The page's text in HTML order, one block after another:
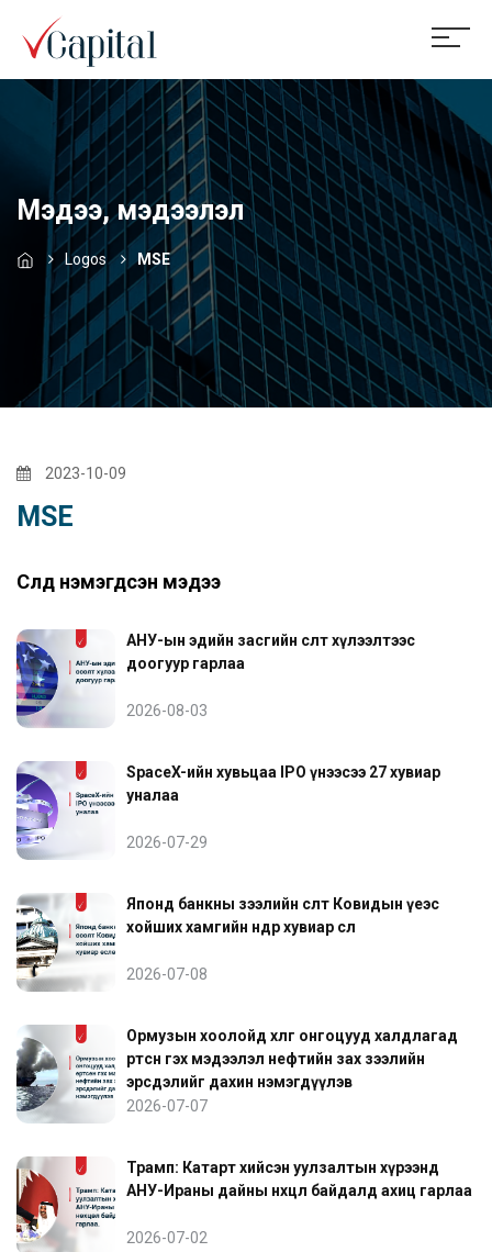
Мэдээ, мэдээлэл
Logos MSE
2023-10-09
MSE
Сүүлд нэмэгдсэн мэдээ
АНУ-ын эдийн засгийн өсөлт хүлээлтээс
доогуур гарлаа
2026-08-03
SpaceX-ийн хувьцаа IPO үнээсээ 27 хувиар
уналаа
2026-07-29
Японд банкны зээлийн өсөлт Ковидын үеэс
хойших хамгийн өндөр хувиар өслөө
2026-07-08
Ормузын хоолойд хөлөг онгоцууд халдлагад
өртсөн гэх мэдээлэл нефтийн зах зээлийн
эрсдэлийг дахин нэмэгдүүлэв
2026-07-07
Трамп: Катарт хийсэн уулзалтын хүрээнд
АНУ-Ираны дайны нөхцөл байдалд ахиц гарлаа
2026-07-02